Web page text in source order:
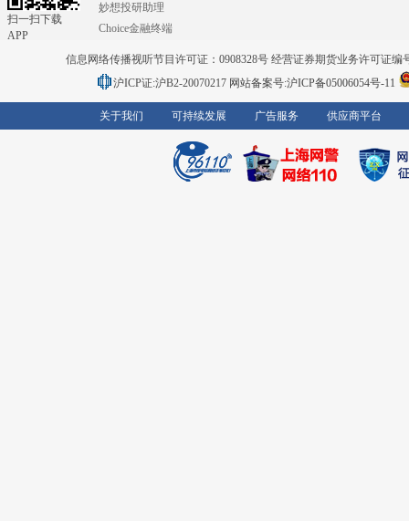
扫一扫下载
APP
妙想投研助理
Choice金融终端
信息网络传播视听节目许可证：0908328号 经营证券期货业务许可证编
沪ICP证:沪B2-20070217 网站备案号:沪ICP备05006054号-11
关于我们 可持续发展 广告服务 供应商平台